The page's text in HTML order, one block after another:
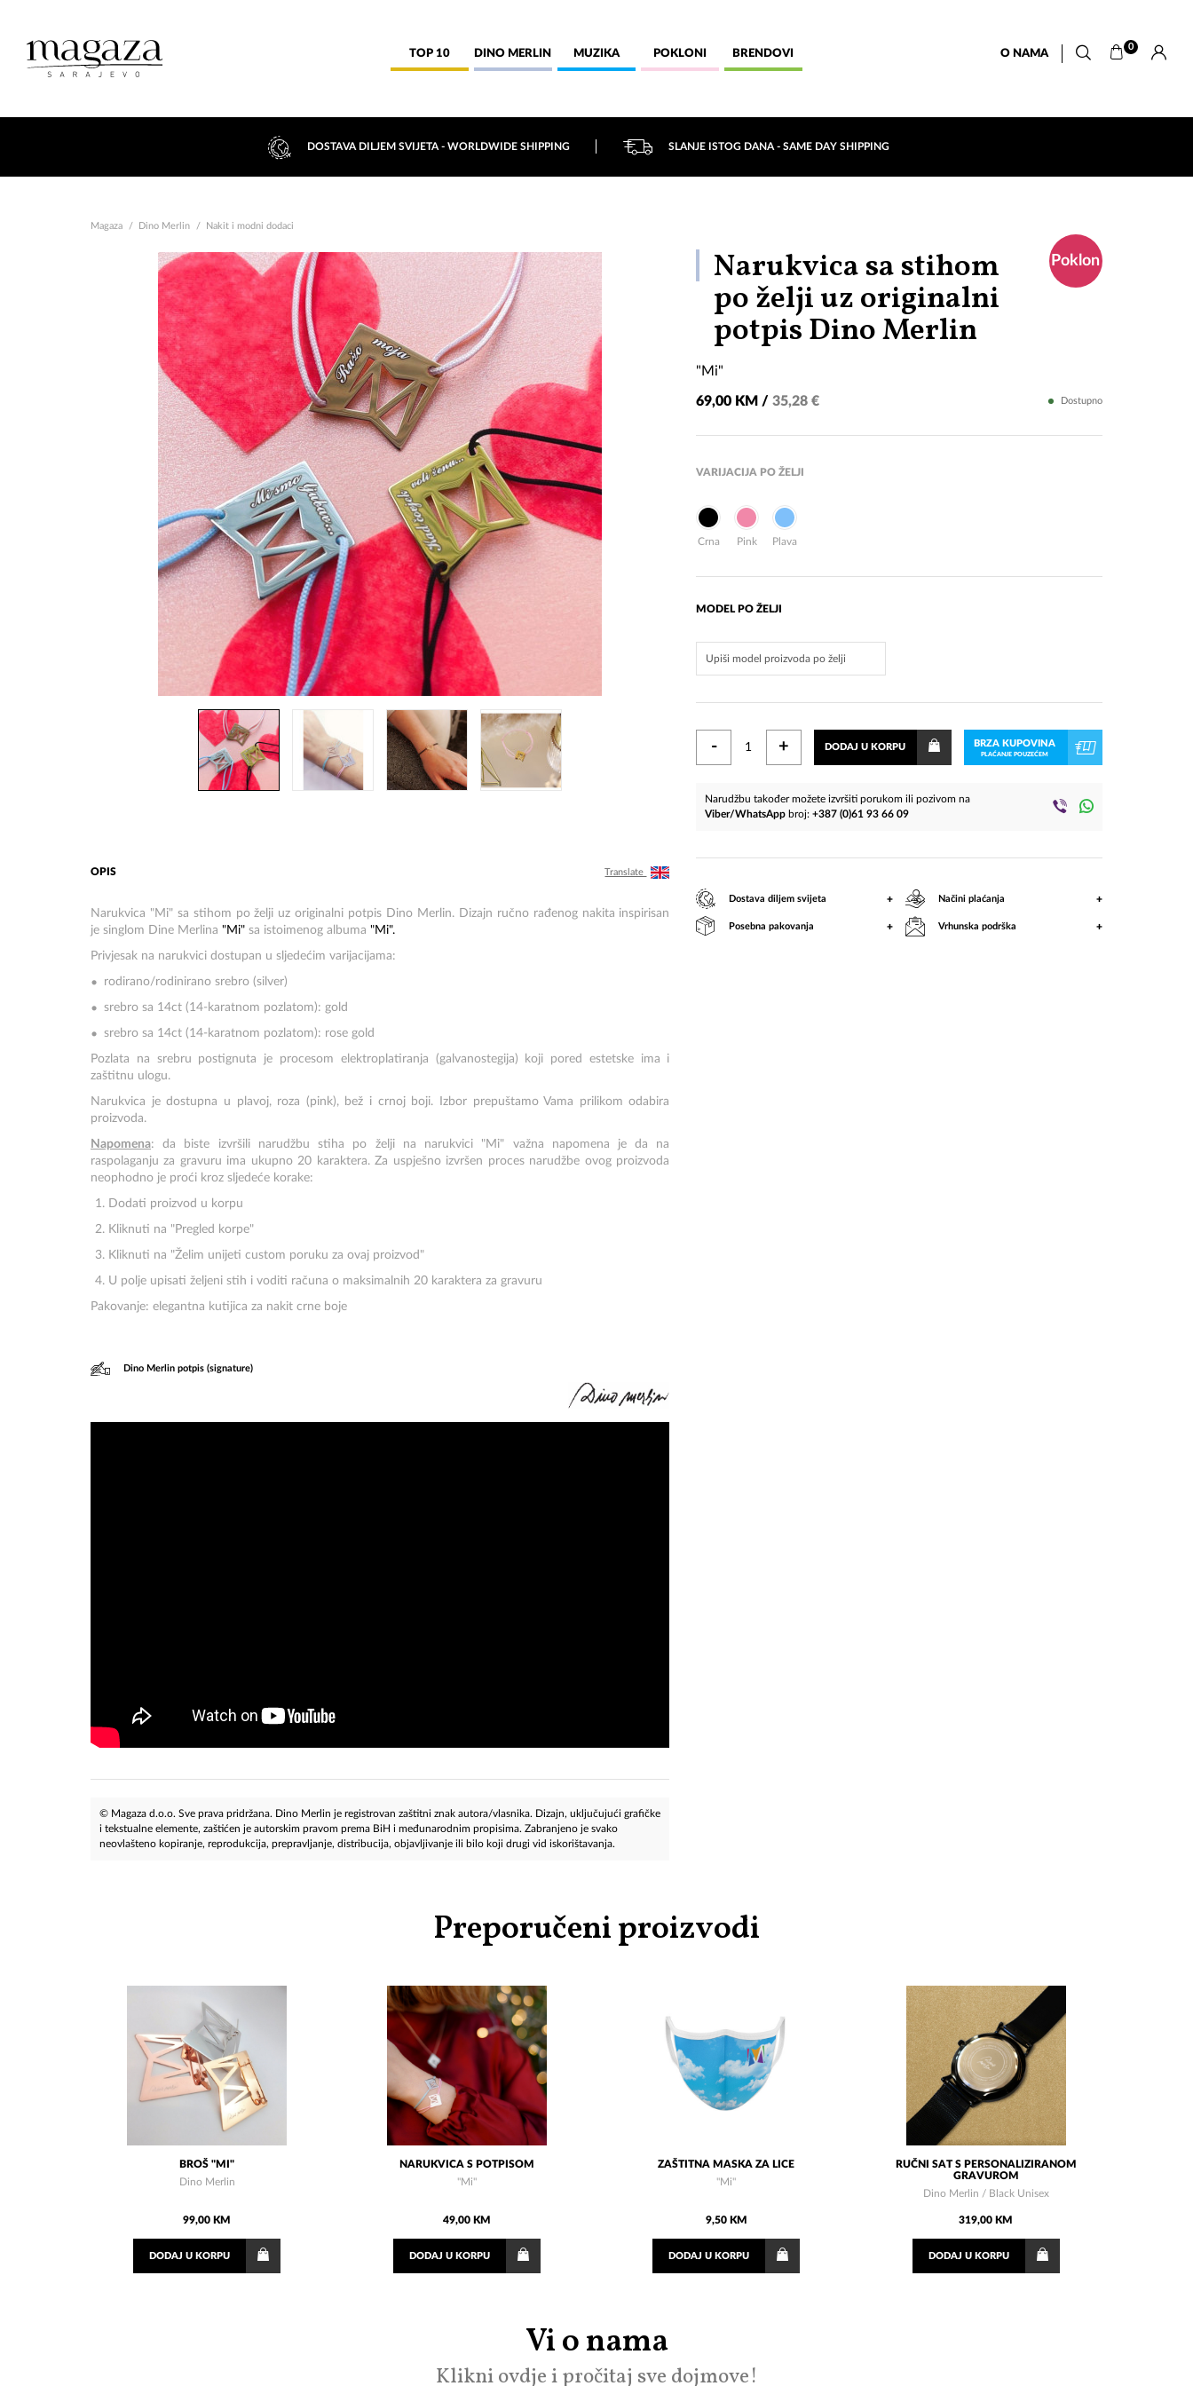
TOP 10 DINO MERLIN MUZIKA POKLONI BRENDOVI O NAMA
0
DOSTAVA DILJEM SVIJETA - WORLDWIDE SHIPPING SLANJE ISTOG DANA - SAME DAY SHIPPING
Magaza Dino Merlin Nakit i modni dodaci
OPIS Translate
Narukvica "Mi" sa stihom po želji uz originalni potpis Dino Merlin. Dizajn ručno rađenog nakita inspirisan
je singlom Dine Merlina "Mi" sa istoimenog albuma "Mi".
Privjesak na narukvici dostupan u sljedećim varijacijama:
rodirano/rodinirano srebro (silver)
srebro sa 14ct (14-karatnom pozlatom): gold
srebro sa 14ct (14-karatnom pozlatom): rose gold
Pozlata na srebru postignuta je procesom elektroplatiranja (galvanostegija) koji pored estetske ima i
zaštitnu ulogu.
Narukvica je dostupna u plavoj, roza (pink), bež i crnoj boji. Izbor prepuštamo Vama prilikom odabira
proizvoda.
Napomena: da biste izvršili narudžbu stiha po želji na narukvici "Mi" važna napomena je da na
raspolaganju za gravuru ima ukupno 20 karaktera. Za uspješno izvršen proces narudžbe ovog proizvoda
neophodno je proći kroz sljedeće korake:
Dodati proizvod u korpu
Kliknuti na "Pregled korpe"
Kliknuti na "Želim unijeti custom poruku za ovaj proizvod"
U polje upisati željeni stih i voditi računa o maksimalnih 20 karaktera za gravuru
Pakovanje: elegantna kutijica za nakit crne boje
Dino Merlin potpis (signature)
© Magaza d.o.o. Sve prava pridržana. Dino Merlin je registrovan zaštitni znak autora/vlasnika. Dizajn, uključujući grafičke
i tekstualne elemente, zaštićen je autorskim pravom prema BiH i međunarodnim propisima. Zabranjeno je svako
neovlašteno kopiranje, reprodukcija, prepravljanje, distribucija, objavljivanje ili bilo koji drugi vid iskorištavanja.
Narukvica sa stihom
po želji uz originalni
potpis Dino Merlin
Poklon
"Mi"
69,00 KM /35,28 € Dostupno
VARIJACIJA PO ŽELJI
Crna Pink Plava
MODEL PO ŽELJI
- + DODAJ U KORPU BRZA KUPOVINA
PLAĆANJE POUZEĆEM
Narudžbu također možete izvršiti porukom ili pozivom na
Viber/WhatsApp broj:+387 (0)61 93 66 09
Dostava diljem svijeta + Načini plaćanja +
Posebna pakovanja + Vrhunska podrška +
Preporučeni proizvodi
BROŠ "MI"
Dino Merlin
99,00 KM
DODAJ U KORPU
NARUKVICA S POTPISOM
"Mi"
49,00 KM
DODAJU KORPU
ZAŠTITNA MASKA ZA LICE
"Mi"
9,50 KM
DODAJ U KORPU
RUČNI SAT S PERSONALIZIRANOM
GRAVUROM
Dino Merlin / Black Unisex
319,00 KM
DODAJU KORPU
Vi o nama
Klikni ovdje i pročitaj sve dojmove!